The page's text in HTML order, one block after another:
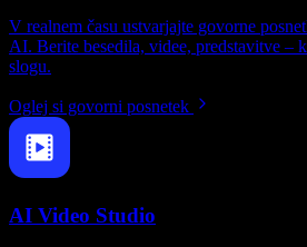
V realnem času ustvarjajte govorne
AI. Berite besedila, videe, predstavitve –
slogu.
Oglej si govorni posnetek
AI Video Studio